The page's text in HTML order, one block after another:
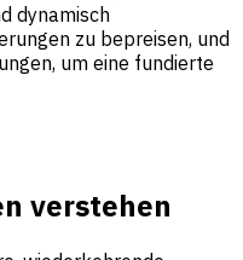
dynamisch
zu bepreisen, und
um eine fundierte
verstehen